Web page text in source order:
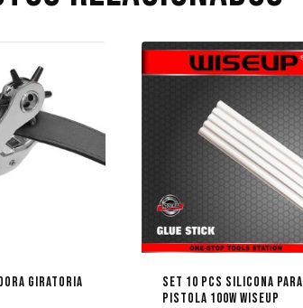
GIRATORIA
SET 10 PCS SILICONA PARA
PISTOLA 100W WISEUP